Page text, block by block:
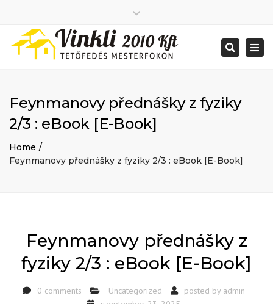
2026 január
2025 december
2025 augusztus
2025 július
2025 június
2014 december
Renovations
Mon - Sat: 7:00 - 17:00
+ 386 40 111 5555
info@yourdomain.com
top
bar
Search
Feynmanovy přednášky z fyziky
2/3 : eBook [E-Book]
Home
Feynmanovy přednášky z fyziky 2/3 : eBook [E-Book]
Feynmanovy přednášky z
fyziky 2/3 : eBook [E-Book]
0 comments Uncategorized posted by admin